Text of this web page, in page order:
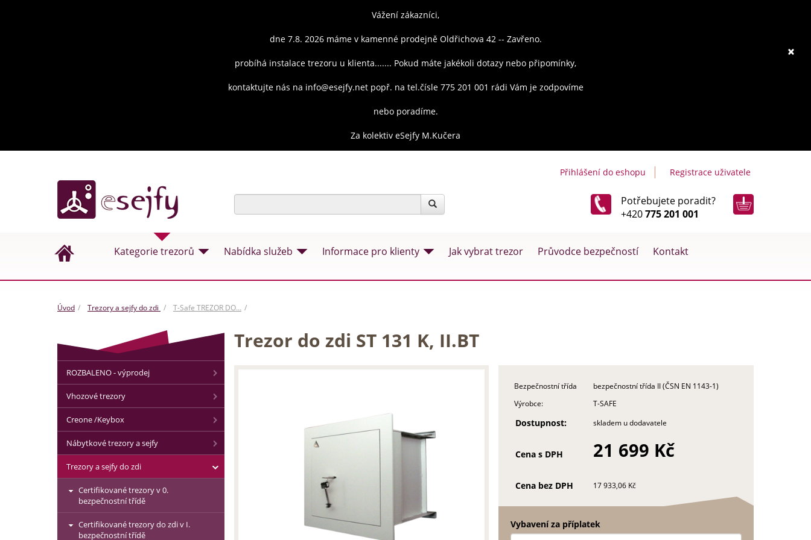
×
Vážení zákazníci,
dne 7.8. 2026 máme v kamenné prodejně Oldřichova 42 -- Zavřeno.
probíhá instalace trezoru u klienta....... Pokud máte jakékoli dotazy nebo připomínky,
kontaktujte nás na info@esejfy.net popř. na tel.čísle 775 201 001 rádi Vám je zodpovíme
nebo poradíme.
Za kolektiv eSejfy M.Kučera
Přihlášení do eshopu Registrace uživatele
Potřebujete poradit?
+420775 201 001
Kategorie trezorů Nabídka služeb Informace pro klienty Jak vybrat trezor Průvodce bezpečností Kontakt
Úvod Trezory a sejfy do zdi T-Safe TREZOR DO…
Trezor do zdi ST 131 K, II.BT
Bezpečnostní třída
bezpečnostní třída II (ČSN EN 1143-1)
Výrobce:
T-SAFE
Dostupnost: skladem u dodavatele
Cena s DPH 21 699 Kč
Cena bez DPH 17 933,06 Kč
Vybavení za příplatek
ROZBALENO - výprodej
Vhozové trezory
Creone /Keybox
Nábytkové trezory a sejfy
Trezory a sejfy do zdi
Certifikované trezory v 0.
bezpečnostní třídě
Certifikované trezory do zdi v I.
bezpečnostní třídě